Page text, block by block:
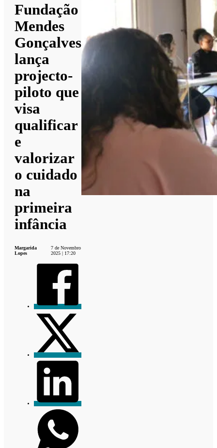
Fundação
Mendes
Gonçalves
lança
projecto-
piloto que
visa
qualificar
e
valorizar
o cuidado
na
primeira
infância
Margarida
Lopes
7 de Novembro
2025 | 17:20